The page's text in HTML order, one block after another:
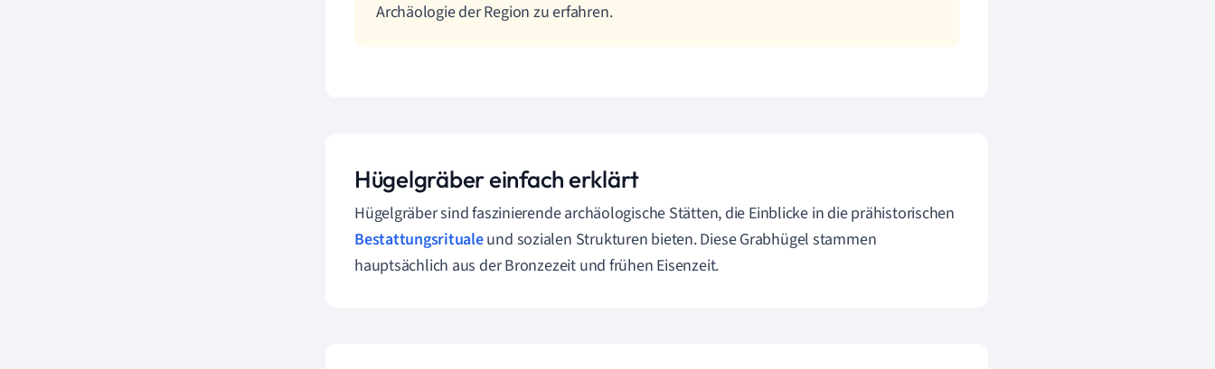
Archäologie der Region zu erfahren.
Hügelgräber einfach erklärt
Hügelgräber sind faszinierende archäologische Stätten, die Einblicke in die prähistorischen
Bestattungsritualeund sozialen Strukturen bieten. Diese Grabhügel stammen
hauptsächlich aus der Bronzezeit und frühen Eisenzeit.